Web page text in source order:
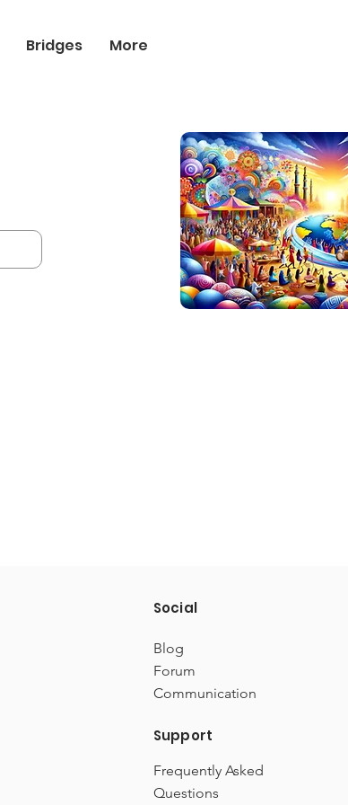
Bridges More
Social
Blog
Forum
Communication
Support
Frequently Asked
Questions